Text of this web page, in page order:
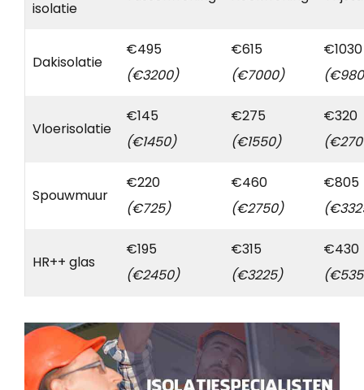
isolatie
Dakisolatie
€495
(€3200)
€615
(€7000)
€1030
Vloerisolatie
€145
(€1450)
€275
(€1550)
€320
Spouwmuur
€220
(€725)
€460
(€2750)
€805
HR++ glas
€195
(€2450)
€315
(€3225)
€430